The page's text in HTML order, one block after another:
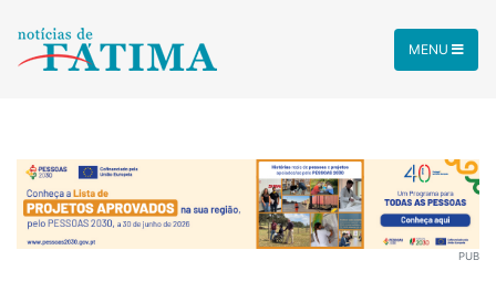
MENU
PUB